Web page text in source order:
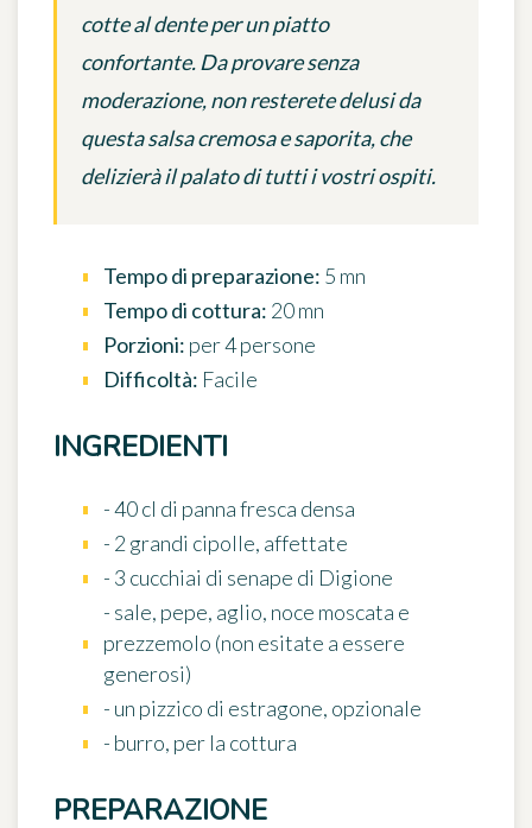
cotte al dente per un piatto
confortante. Da provare senza
moderazione, non resterete delusi da
questa salsa cremosa e saporita, che
delizierà il palato di tutti i vostri ospiti.
Tempo di preparazione: 5 mn
Tempo di cottura: 20 mn
Porzioni: per 4 persone
Difficoltà: Facile
INGREDIENTI
- 40 cl di panna fresca densa
- 2 grandi cipolle, affettate
- 3 cucchiai di senape di Digione
- sale, pepe, aglio, noce moscata e
prezzemolo (non esitate a essere
generosi)
- un pizzico di estragone, opzionale
- burro, per la cottura
PREPARAZIONE